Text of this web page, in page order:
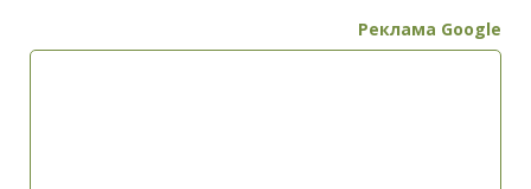
Реклама Google